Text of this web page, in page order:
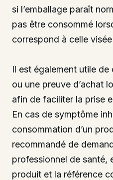
si l’emballage paraît
pas être consommé
correspond à celle visée
Il est également utile de
ou une preuve d’achat
afin de faciliter la prise
En cas de symptôme
consommation d’un
recommandé de
professionnel de santé,
produit et la référence